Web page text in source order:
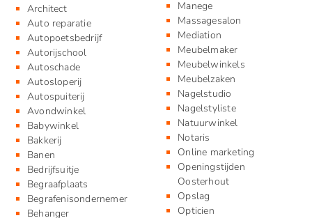
Architect
Auto reparatie
Autopoetsbedrijf
Autorijschool
Autoschade
Autosloperij
Autospuiterij
Avondwinkel
Babywinkel
Bakkerij
Banen
Bedrijfsuitje
Begraafplaats
Begrafenisondernemer
Behanger
Manege
Massagesalon
Mediation
Meubelmaker
Meubelwinkels
Meubelzaken
Nagelstudio
Nagelstyliste
Natuurwinkel
Notaris
Online marketing
Openingstijden
Oosterhout
Opslag
Opticien